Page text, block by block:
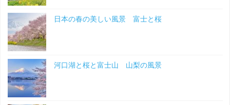
日本の春の美しい風景 富士と桜
河口湖と桜と富士山 山梨の風景